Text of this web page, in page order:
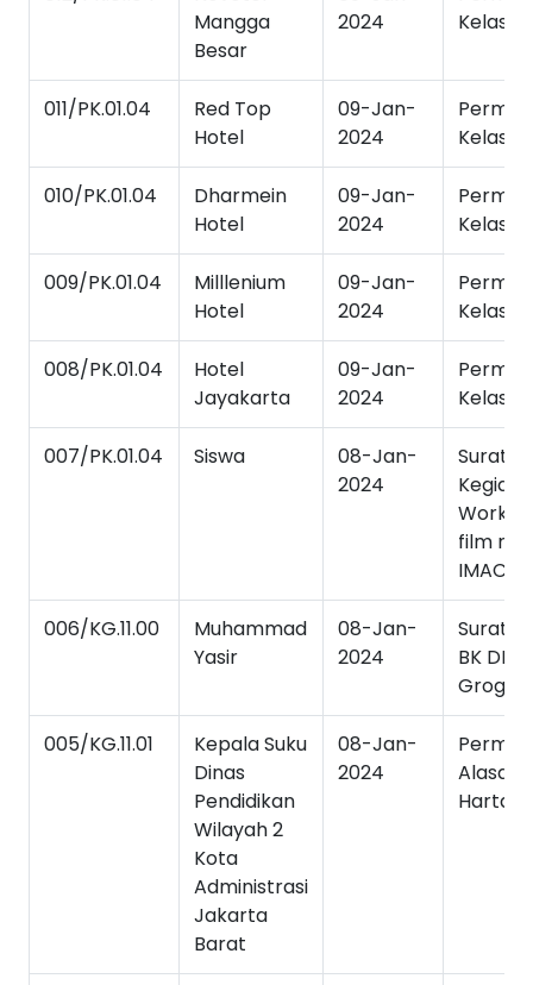
Mangga
Besar
2024
Kelas
011/PK.01.04
Red Top
Hotel
09-Jan-
2024
Kelas
010/PK.01.04
Dharmein
Hotel
09-Jan-
2024
Kelas
009/PK.01.04
Milllenium
Hotel
09-Jan-
2024
Kelas
008/PK.01.04
Hotel
Jayakarta
09-Jan-
2024
Kelas
007/PK.01.04 Siswa
08-Jan-
2024
Surat
film
IMAC
006/KG.11.00
Muhammad
Yasir
08-Jan-
2024
Surat
BK DKI
Grogol
005/KG.11.01
Kepala Suku
Dinas
Pendidikan
Wilayah 2
Kota
Administrasi
Jakarta
Barat
08-Jan-
2024
Alasan